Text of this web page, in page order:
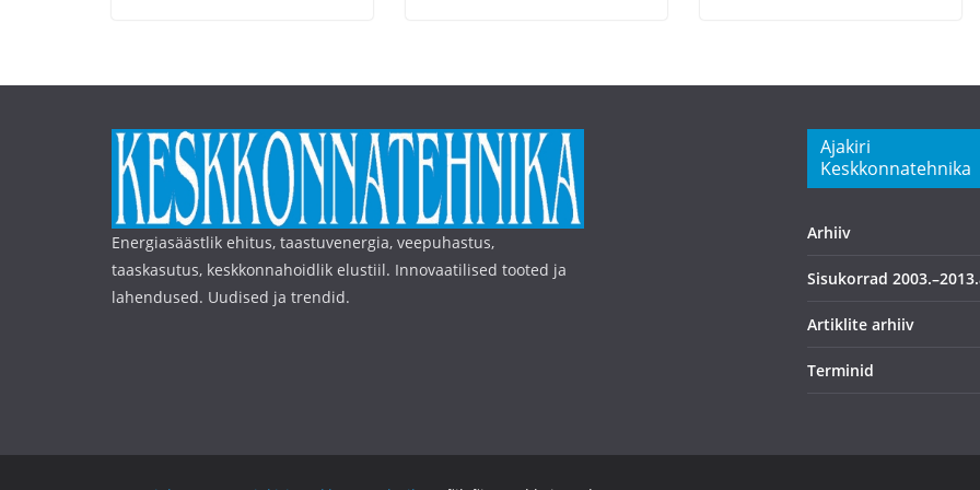
Energiasäästlik ehitus, taastuvenergia, veepuhastus,
taaskasutus, keskkonnahoidlik elustiil. Innovaatilised tooted ja
lahendused. Uudised ja trendid.
Ajakiri
Keskkonnatehnika
Arhiiv
Sisukorrad
Artiklite arhiiv
Terminid